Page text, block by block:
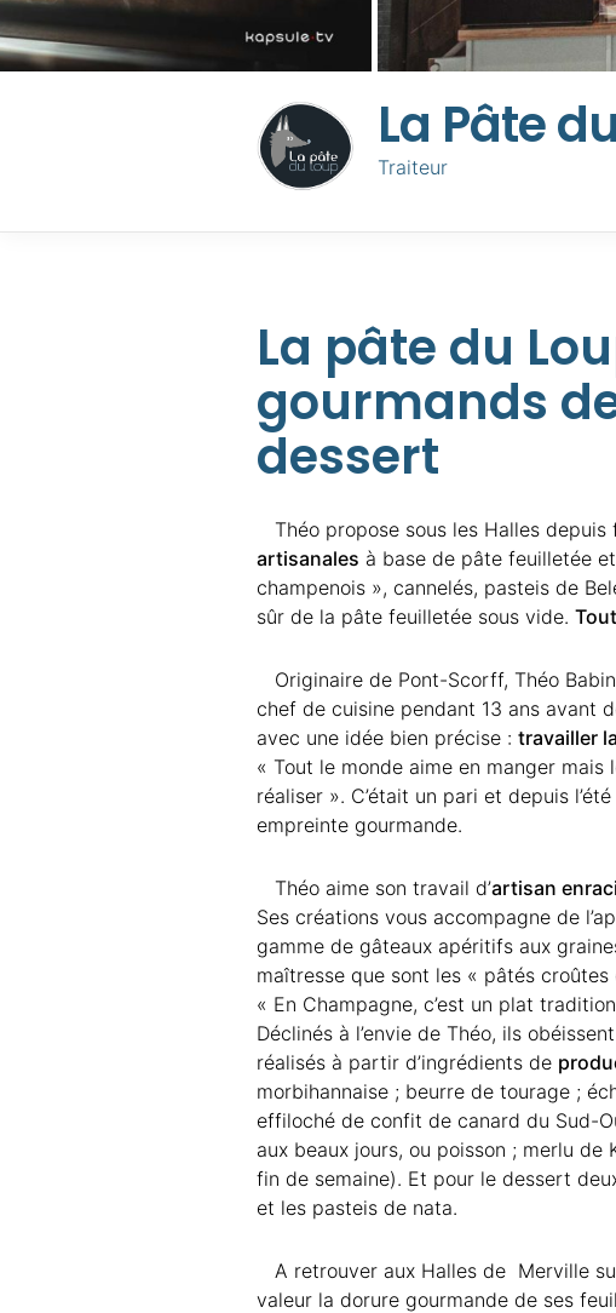
La Pâte
Traiteur
La pâte du
gourmands
dessert
Théo propose sous les Halles
artisanales à base de pâte feuilletée et
champenois », cannelés, pasteis de
sûr de la pâte feuilletée sous vide.
Originaire de Pont-Scorff, Théo
chef de cuisine pendant 13 ans avant
avec une idée bien précise : travailler
« Tout le monde aime en manger
réaliser ». C’était un pari et depuis
empreinte gourmande.
Théo aime son travail d’artisan
Ses créations vous accompagne de
gamme de gâteaux apéritifs aux
maîtresse que sont les « pâtés
« En Champagne, c’est un plat
Déclinés à l’envie de Théo, ils
réalisés à partir d’ingrédients de
morbihannaise ; beurre de tourage ;
effiloché de confit de canard du Sud-
aux beaux jours, ou poisson ; merlu de
fin de semaine). Et pour le dessert
et les pasteis de nata.
A retrouver aux Halles de Merville
valeur la dorure gourmande de ses